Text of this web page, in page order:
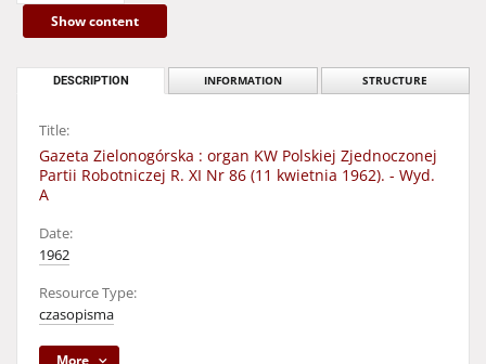
Show content
DESCRIPTION INFORMATION STRUCTURE
Title:
Gazeta Zielonogórska : organ KW Polskiej Zjednoczonej
Partii Robotniczej R. XI Nr 86 (11 kwietnia 1962). - Wyd.
A
Date:
1962
Resource Type:
czasopisma
More